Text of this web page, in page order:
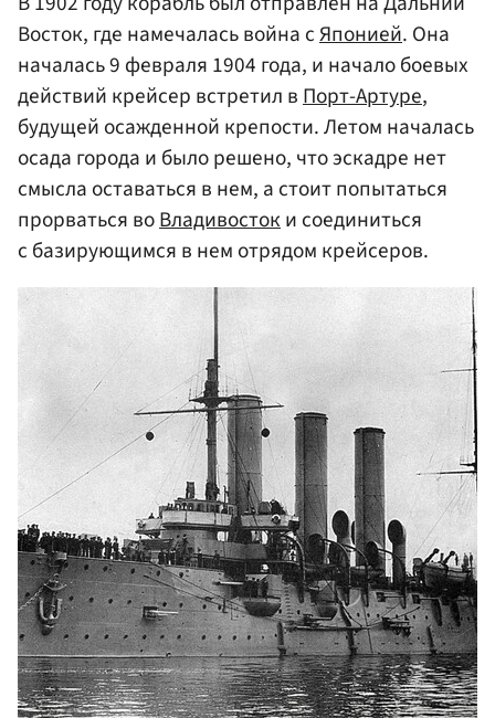
Восток, где намечалась война сЯпонией. Она
началась 9 февраля 1904 года, и начало боевых
действий крейсер встретил в Порт-Артуре,
будущей осажденной крепости. Летом началась
осада города и было решено, что эскадре нет
смысла оставаться в нем, а стоит попытаться
прорваться воВладивосток и соединиться
с базирующимся в нем отрядом крейсеров.